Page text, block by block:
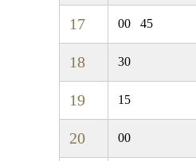
17 00 45
18 30
19 15
20 00